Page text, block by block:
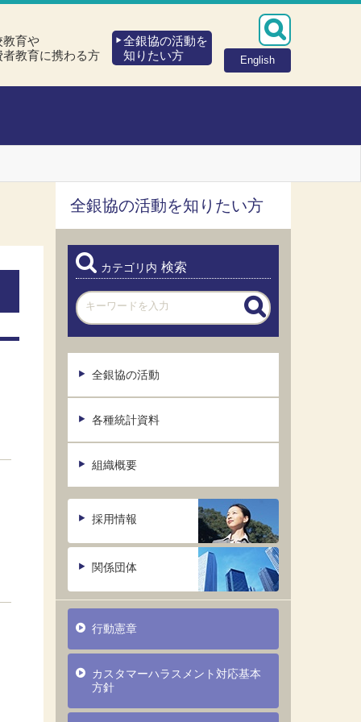
English
教育や
者教育に携わる方
全銀協の活動を
知りたい方
全銀協の活動を知りたい方
カテゴリ内 検索
全銀協の活動
各種統計資料
組織概要
採用情報
関係団体
行動憲章
カスタマーハラスメント対応基本
方針